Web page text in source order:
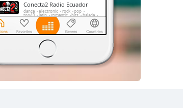
Conecta2 Radio Ecuador
dance electronic rock pop
top40 latin romantic hits balada
radio dj
La Radio Redonda
talk sports
Radio El Buen Sembrador
spanish education